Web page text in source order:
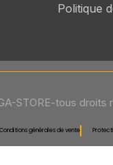
Politique
STORE-tous droits
Conditions générales de vente